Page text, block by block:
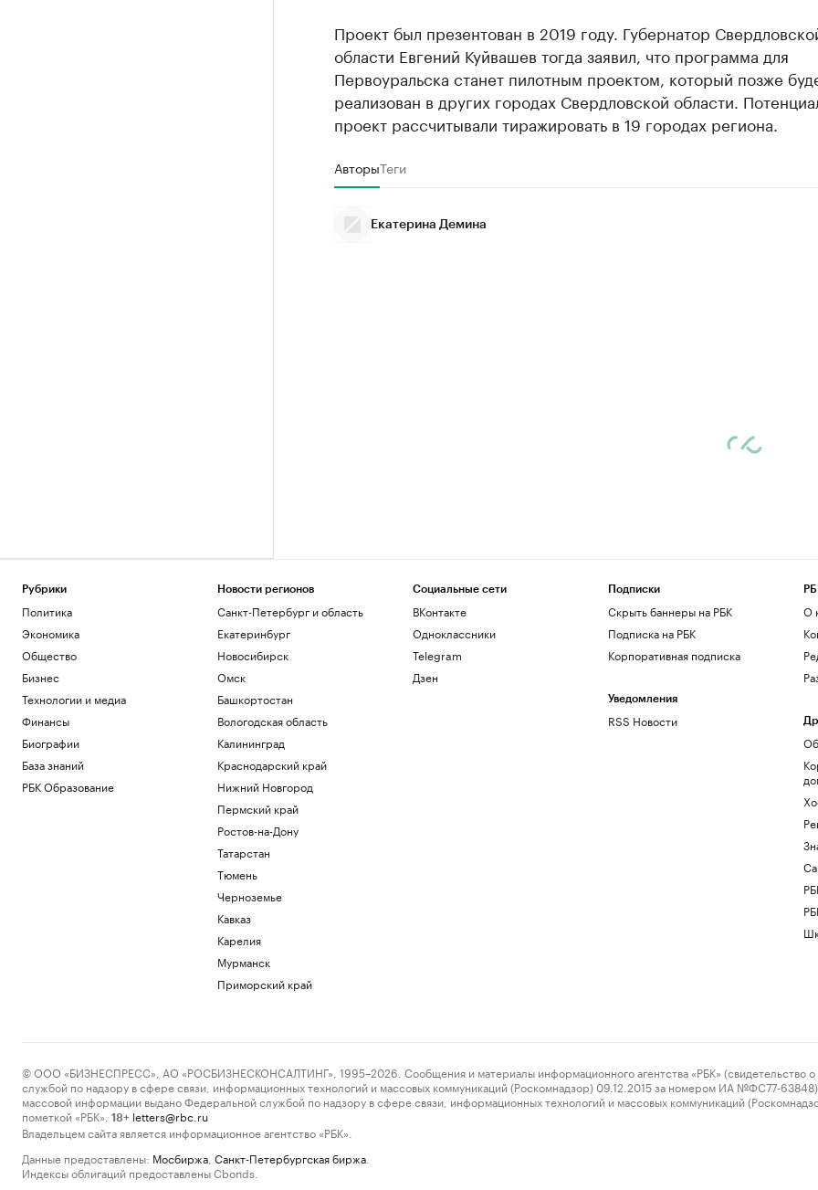
Проект был презентован в 2019 году. Губернатор
области Евгений Куйвашев тогда заявил, что программа для
Первоуральска станет пилотным проектом, который позже
реализован в других городах Свердловской области.
проект рассчитывали тиражировать в 19 городах региона.
АвторыТеги
Екатерина Демина
Рубрики
Политика
Экономика
Общество
Бизнес
Технологии и медиа
Финансы
Биографии
База знаний
РБК Образование
Новости регионов
Санкт-Петербург и область
Екатеринбург
Новосибирск
Омск
Башкортостан
Вологодская область
Калининград
Краснодарский край
Нижний Новгород
Пермский край
Ростов-на-Дону
Татарстан
Тюмень
Черноземье
Кавказ
Карелия
Мурманск
Приморский край
Социальные сети
ВКонтакте
Одноклассники
Telegram
Дзен
Подписки
Скрыть баннеры на РБК
Подписка на РБК
Корпоративная подписка
Уведомления
RSS Новости
О
© ООО «БИЗНЕСПРЕСС», АО «РОСБИЗНЕСКОНСАЛТИНГ», 1995–2026. Сообщения и материалы информационного агентства «РБК» (свидетельство о
службой по надзору в сфере связи, информационных технологий и массовых коммуникаций (Роскомнадзор) 09.12.2015 за номером ИА №ФС77-63848)
массовой информации выдано Федеральной службой по надзору в сфере связи, информационных технологий и массовых коммуникаций
пометкой «РБК».
18+ letters@rbc.ru
Владельцем сайта является информационное агентство «РБК».
Данные предоставлены: Мосбиржа Санкт-Петербургская биржа
Индексы облигаций предоставлены Cbonds.